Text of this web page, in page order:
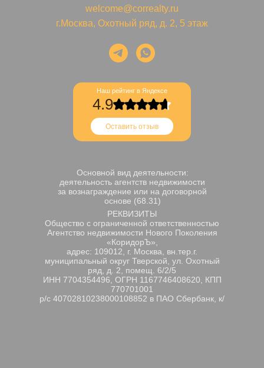
г.Москва, Охотный ряд, д. 2, 5 этаж
welcome@correalty.ru
Наш рейтинг в Яндексе
Оставить отзыв
4.9
Основной вид деятельности:
деятельность агентств недвижимости
за вознаграждение или на договорной
основе (68.31)
РЕКВИЗИТЫ
Общество с ограниченной ответственностью
Агентство недвижимости Нового Поколения
«КоридорЪ»,
адрес: 109012, г. Москва, вн.тер.г.
муниципальный округ Тверской, ул. Охотный
ряд, д. 2, помещ. 6/2/5
ИНН 7704354496, ОГРН 1167746408620, КПП
770701001
р/с 40702810238000108852 в ПАО Сбербанк, к/